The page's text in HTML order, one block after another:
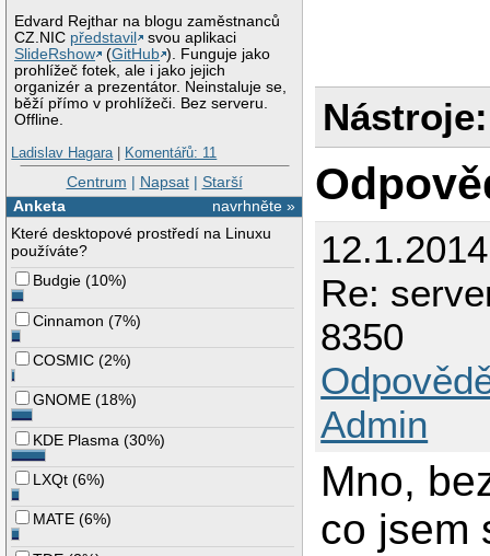
Edvard Rejthar na blogu zaměstnanců
CZ.NIC představil
svou aplikaci
SlideRshow
(GitHub ). Funguje jako
prohlížeč fotek, ale i jako jejich
organizér a prezentátor. Neinstaluje se,
běží přímo v prohlížeči. Bez serveru.
Offline.
Ladislav Hagara| Komentářů: 11
Centrum | Napsat| Starší
navrhněte »
Anketa
Které desktopové prostředí na Linuxu
používáte?
Budgie (10%)
Cinnamon (7%)
COSMIC (2%)
GNOME (18%)
KDE Plasma (30%)
LXQt (6%)
MATE (6%)
Nástroje:
Re:
8350
Admin
Mno,
co jsem